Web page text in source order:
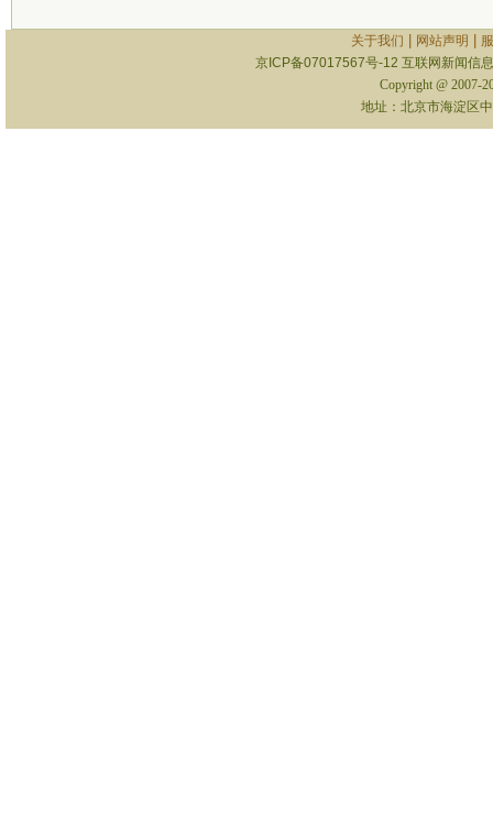
关于我们 网站声明
京ICP备07017567号-12 互联网新闻信
Copyright @ 2007-
地址：北京市海淀区